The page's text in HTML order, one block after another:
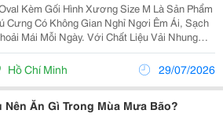
Kèm Gối Hình Xương Size M Là Sản Phẩm
Cưng Có Không Gian Nghỉ Ngơi Êm Ái, Sạch
Mái Mỗi Ngày. Với Chất Liệu Vải Nhung
Thiết Kế Thành Nệm Bao Quanh Chắc Chắn
Xương Dễ Thương Đi Kèm, Sản Phẩm Phù Hợp
Hồ Chí Minh 29/07/2026
Nên Ăn Gì Trong Mùa Mưa Bão?